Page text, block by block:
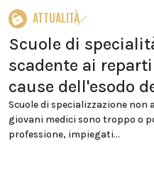
ATTUALITÀ
Scuole di
scadente ai
cause dell'esodo
Scuole di specializzazione non
giovani medici sono troppo o
professione, impiegati...